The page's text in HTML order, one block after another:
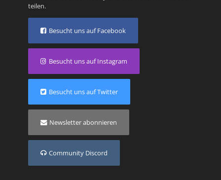
teilen.
Besucht uns auf Facebook
Besucht uns auf Instagram
Besucht uns auf Twitter
Newsletter abonnieren
Community Discord